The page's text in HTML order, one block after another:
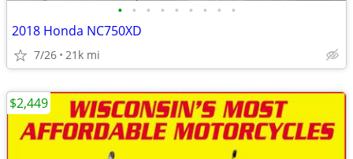
• • • • • • • • •
2018 Honda NC750XD
7/26 21k mi
$2,449